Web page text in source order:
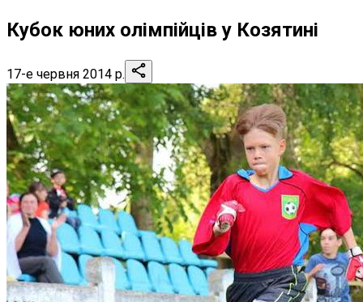
Кубок юних олімпійців у Козятині
17-е червня 2014 р.